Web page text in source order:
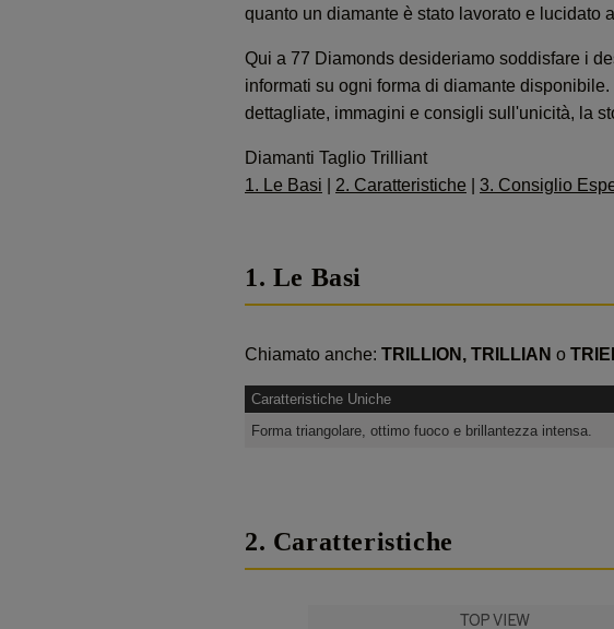
quanto un diamante è stato lavorato e lucidato
Qui a 77 Diamonds desideriamo soddisfare i
informati su ogni forma di diamante
dettagliate, immagini e consigli sull'unicità, la
Diamanti Taglio Trilliant
1. Le Basi
2. Caratteristiche 3. Consiglio
1. Le Basi
Chiamato anche: TRILLION, TRILLIAN o
Caratteristiche Uniche
Forma triangolare, ottimo fuoco e brillantezza intensa.
2. Caratteristiche